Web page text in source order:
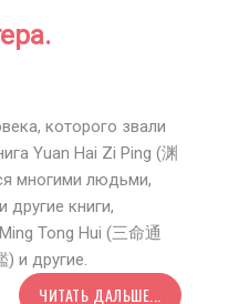
которого звали
Yuan Hai Zi Ping (渊
многими людьми,
книги,
Tong Hui (三命通
) и другие.
ЧИТАТЬ ДАЛЬШЕ...